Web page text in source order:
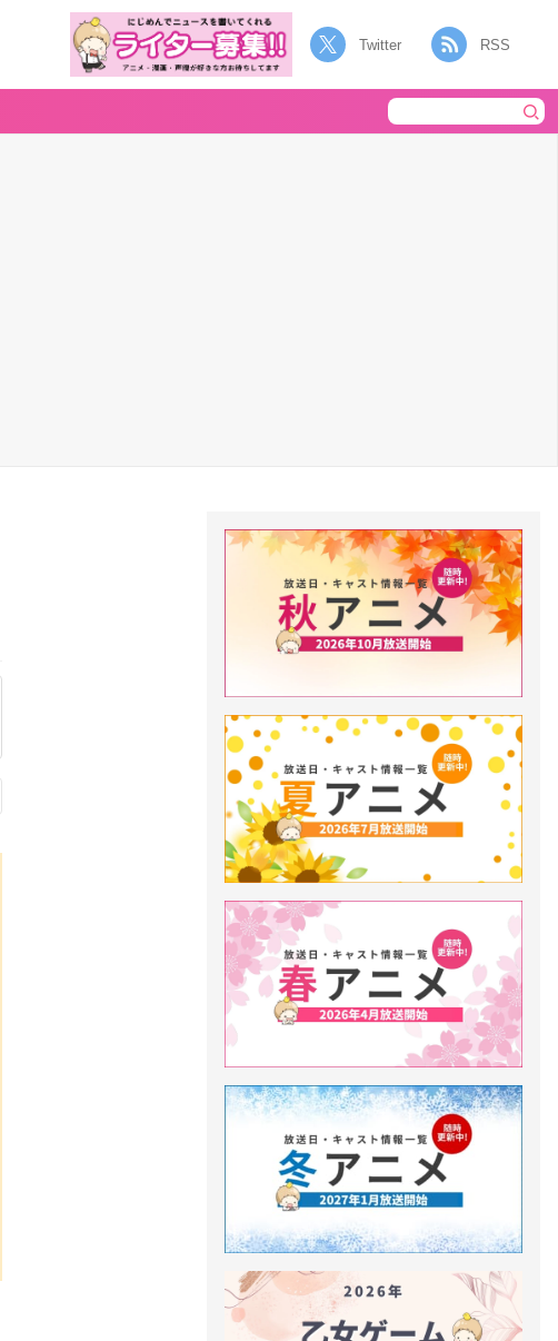
Twitter RSS